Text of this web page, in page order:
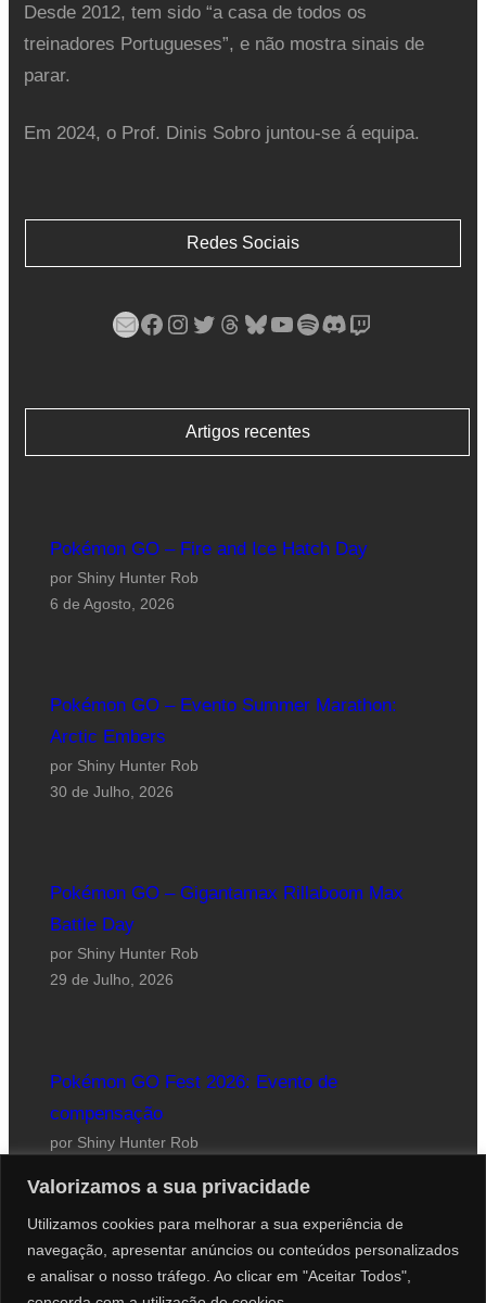
Valorizamos a sua privacidade
Utilizamos cookies para melhorar a sua experiência de
navegação, apresentar anúncios ou conteúdos personalizados
e analisar o nosso tráfego. Ao clicar em "Aceitar Todos",
Desde 2012, tem sido “a casa de todos os
treinadores Portugueses”, e não mostra sinais de
parar.
Em 2024, o Prof. Dinis Sobro juntou-se á equipa.
Redes Sociais
Mail Facebook Instagram Twitter Threads Bluesky YouTube Spotify Discord Twitch
Artigos recentes
Pokémon GO – Fire and Ice Hatch Day
por Shiny Hunter Rob
6 de Agosto, 2026
Pokémon GO – Evento Summer Marathon:
Arctic Embers
por Shiny Hunter Rob
30 de Julho, 2026
Pokémon GO – Gigantamax Rillaboom Max
Battle Day
por Shiny Hunter Rob
29 de Julho, 2026
Pokémon GO Fest 2026: Evento de
compensação
por Shiny Hunter Rob